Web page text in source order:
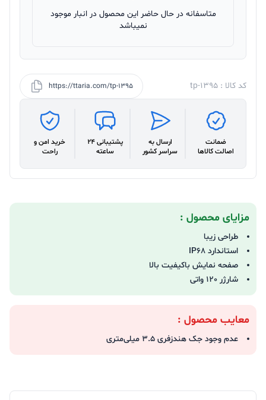
متاسفانه در حال حاضر این محصول در انبار موجود
نمیباشد
کد کالا : tp-1395 https://ttaria.com/tp-1395
ضمانت
اصالت کالاها
ارسال به
سراسر کشور
پشتیبانی 24
ساعته
خرید امن و
راحت
مزایای محصول :
طراحی زیبا
استاندارد IP68
صفحه نمایش باکیفیت بالا
شارژر 120 واتی
معایب محصول :
عدم وجود جک هندزفری 3.5 میلی‌متری